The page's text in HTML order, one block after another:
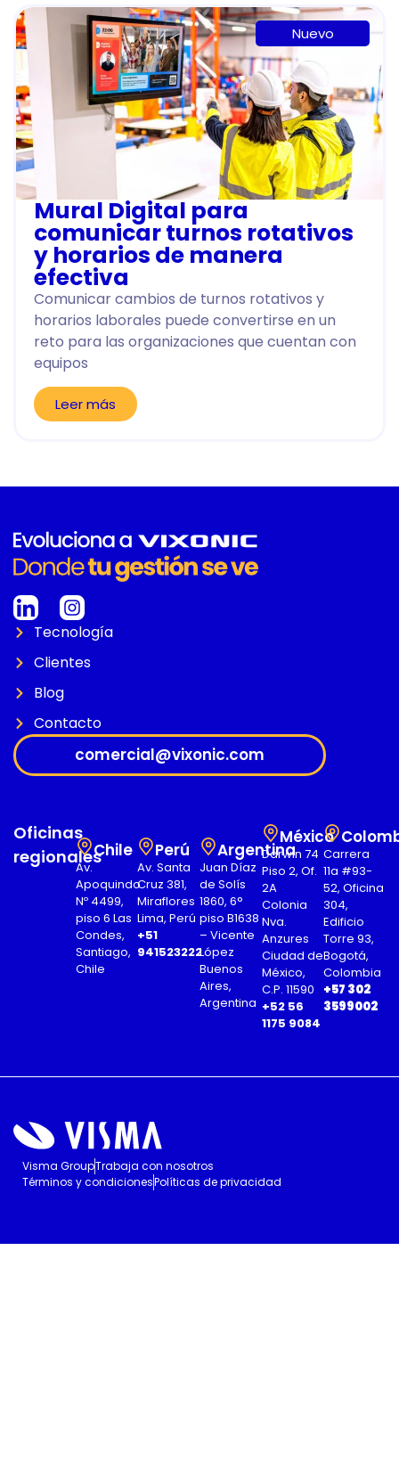
Nuevo
Mural Digital para
comunicar turnos rotativos
y horarios de manera
efectiva
Comunicar cambios de turnos rotativos y
horarios laborales puede convertirse en un
reto para las organizaciones que cuentan con
equipos
Leer más
Tecnología
Clientes
Blog
Contacto
comercial@vixonic.com
Oficinas
regionalesChile
Av.
Apoquindo
Nº 4499,
piso 6 Las
Condes,
Santiago,
Chile
Perú
Av. Santa
Cruz 381,
Miraflores
Lima, Perú
+51
941523222
Argentina
Juan Díaz
de Solís
1860, 6°
piso B1638
– Vicente
López
Buenos
Aires,
Argentina
México
Darwin 74
Piso 2, Of.
2A
Colonia
Nva.
Anzures
Ciudad de
México,
C.P. 11590
+52 56
1175 9084
Carrera
11a #93-
52, Oficina
304,
Edificio
Torre 93,
Bogotá,
Colombia
+57 302
3599002
Visma GroupTrabaja con nosotros
Términos y condicionesPolíticas de privacidad